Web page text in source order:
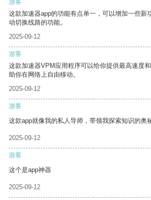
游客
这款加速器app的功能有点单一，可以增加一些新
动切换线路的功能。
2025-09-12
游客
这款加速器VPM应用程序可以给你提供最高速度
助你在网络上自由移动。
2025-09-12
游客
这款app就像我的私人导师，带领我探索知识的奥
2025-09-12
游客
这个是app神器
2025-09-12